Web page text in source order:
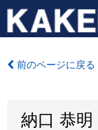
前のページに戻る
納口 恭明